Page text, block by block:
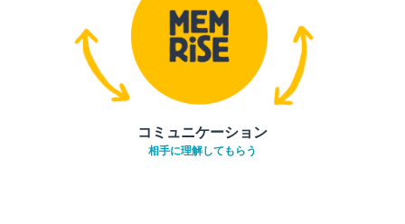
コミュニケーション
相手に理解してもらう